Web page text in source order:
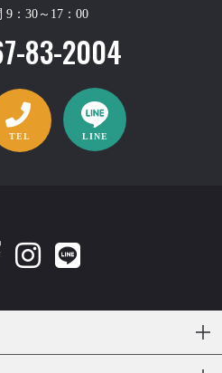
9：30～17：00
83-2004
TEL LINE